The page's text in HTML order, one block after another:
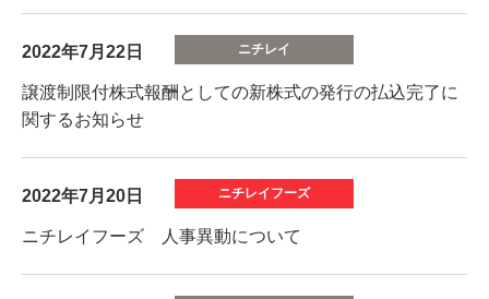
2022年7月22日
譲渡制限付株式報酬としての新株式の発行の払込完了に
関するお知らせ
2022年7月20日
ニチレイフーズ 人事異動について